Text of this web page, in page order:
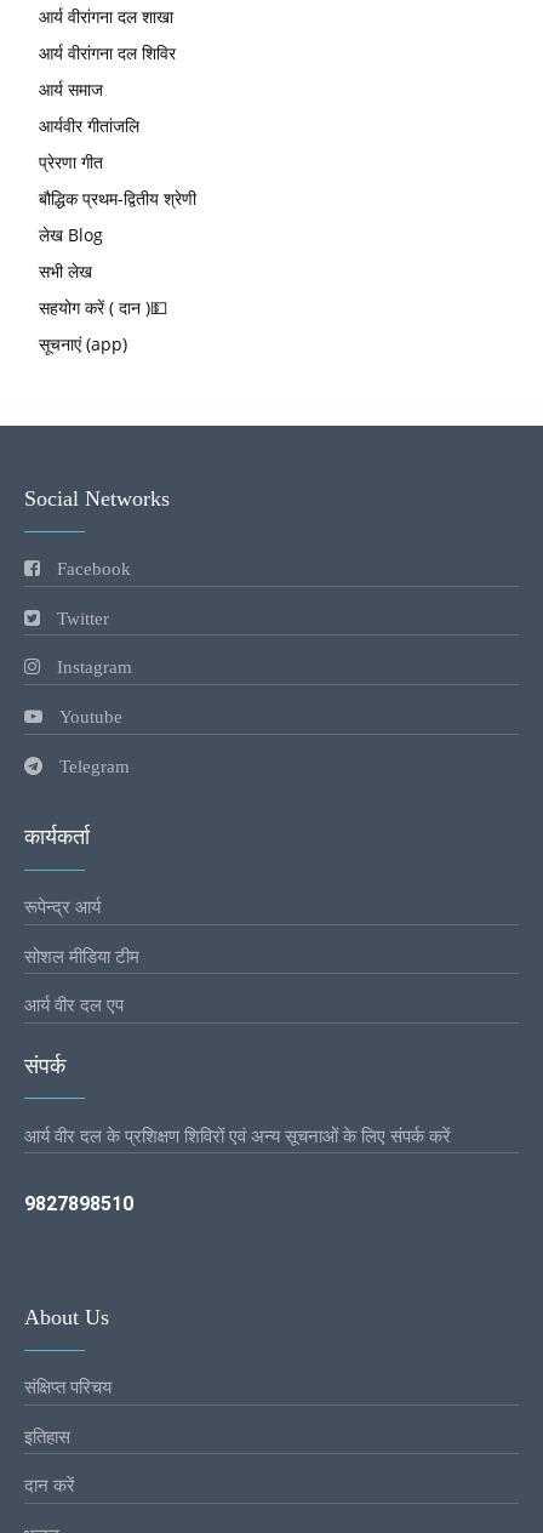
आर्य वीरांगना दल शाखा
आर्य वीरांगना दल शिविर
आर्य समाज
आर्यवीर गीतांजलि
प्रेरणा गीत
बौद्धिक प्रथम-द्वितीय श्रेणी
लेख Blog
सभी लेख
सहयोग करें ( दान )💵
सूचनाएं (app)
Social Networks
Facebook
Twitter
Instagram
Youtube
Telegram
कार्यकर्ता
रूपेन्द्र आर्य
सोशल मीडिया टीम
आर्य वीर दल एप
संपर्क
आर्य वीर दल के प्रशिक्षण शिविरों एवं अन्य सूचनाओं के लिए संपर्क करें
9827898510
About Us
संक्षिप्त परिचय
इतिहास
दान करें